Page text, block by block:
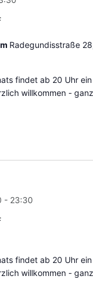
Radegundisstraße
findet ab 20 Uhr
willkommen -
- 23:30
findet ab 20 Uhr
willkommen -